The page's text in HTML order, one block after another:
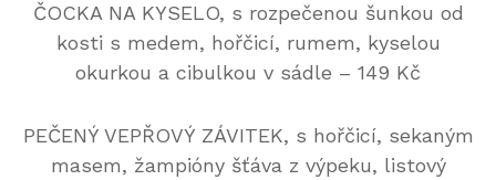
ČOCKA NA KYSELO, s rozpečenou šunkou od
kosti s medem, hořčicí, rumem, kyselou
okurkou a cibulkou v sádle – 149 Kč
PEČENÝ VEPŘOVÝ ZÁVITEK, s hořčicí, sekaným
masem, žampióny šťáva z výpeku, listový